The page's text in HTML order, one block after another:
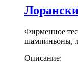
Фирменное
шампиньоны,
Описание: